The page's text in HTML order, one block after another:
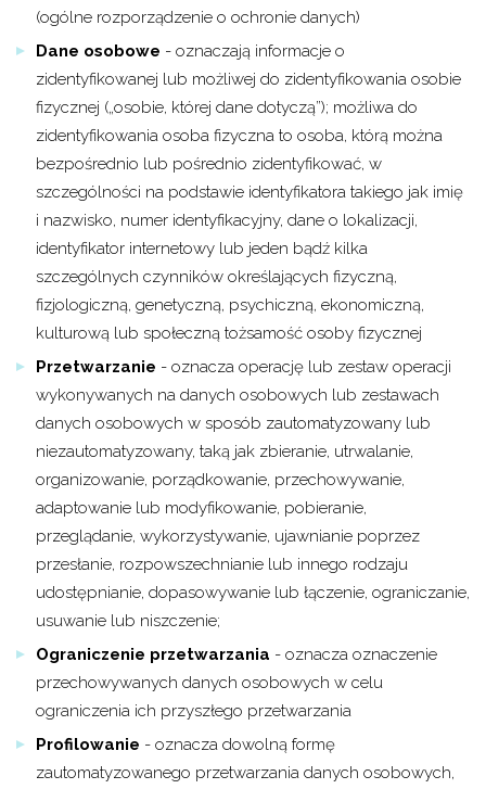
(ogólne rozporządzenie o ochronie danych)
Dane osobowe - oznaczają informacje o
zidentyfikowanej lub możliwej do zidentyfikowania osobie
fizycznej („osobie, której dane dotyczą”); możliwa do
zidentyfikowania osoba fizyczna to osoba, którą można
bezpośrednio lub pośrednio zidentyfikować, w
szczególności na podstawie identyfikatora takiego jak imię
i nazwisko, numer identyfikacyjny, dane o lokalizacji,
identyfikator internetowy lub jeden bądź kilka
szczególnych czynników określających fizyczną,
fizjologiczną, genetyczną, psychiczną, ekonomiczną,
kulturową lub społeczną tożsamość osoby fizycznej
Przetwarzanie - oznacza operację lub zestaw operacji
wykonywanych na danych osobowych lub zestawach
danych osobowych w sposób zautomatyzowany lub
niezautomatyzowany, taką jak zbieranie, utrwalanie,
organizowanie, porządkowanie, przechowywanie,
adaptowanie lub modyfikowanie, pobieranie,
przeglądanie, wykorzystywanie, ujawnianie poprzez
przesłanie, rozpowszechnianie lub innego rodzaju
udostępnianie, dopasowywanie lub łączenie, ograniczanie,
usuwanie lub niszczenie;
Ograniczenie przetwarzania - oznacza oznaczenie
przechowywanych danych osobowych w celu
ograniczenia ich przyszłego przetwarzania
Profilowanie - oznacza dowolną formę
zautomatyzowanego przetwarzania danych osobowych,